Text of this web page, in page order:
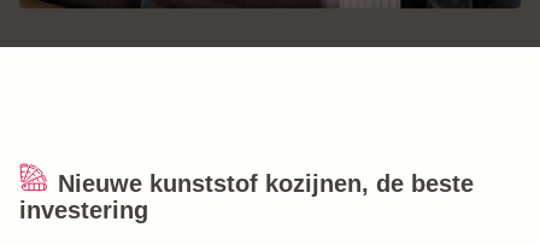
Nieuwe kunststof kozijnen, de beste
investering